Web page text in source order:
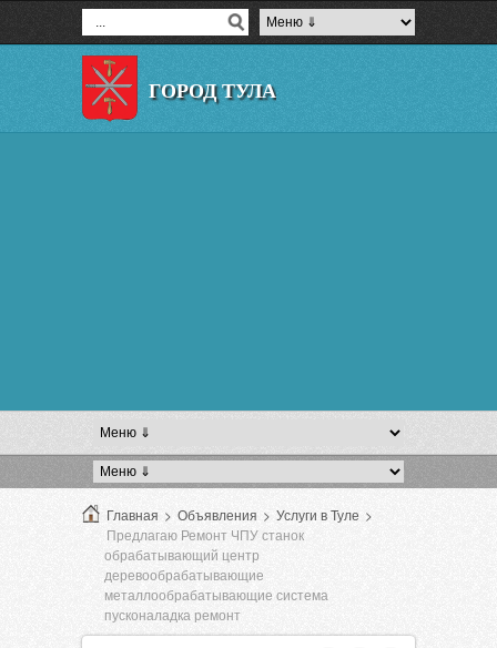
ГОРОД ТУЛА
Главная > Объявления > Услуги в Туле >
Предлагаю Ремонт ЧПУ станок
обрабатывающий центр
деревообрабатывающие
металлообрабатывающие система
пусконаладка ремонт